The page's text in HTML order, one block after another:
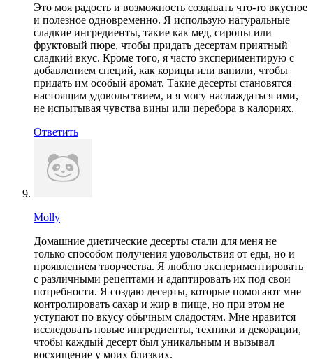
Это моя радость и возможность создавать что-то вкусное
и полезное одновременно. Я использую натуральные
сладкие ингредиенты, такие как мед, сиропы или
фруктовый пюре, чтобы придать десертам приятный
сладкий вкус. Кроме того, я часто экспериментирую с
добавлением специй, как корицы или ванили, чтобы
придать им особый аромат. Такие десерты становятся
настоящим удовольствием, и я могу наслаждаться ими,
не испытывая чувства вины или перебора в калориях.
Ответить
Molly
Домашние диетические десерты стали для меня не
только способом получения удовольствия от еды, но и
проявлением творчества. Я люблю экспериментировать
с различными рецептами и адаптировать их под свои
потребности. Я создаю десерты, которые помогают мне
контролировать сахар и жир в пище, но при этом не
уступают по вкусу обычным сладостям. Мне нравится
исследовать новые ингредиенты, техники и декорации,
чтобы каждый десерт был уникальным и вызывал
восхищение у моих близких.